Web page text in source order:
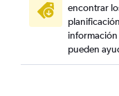
encontrar
información
pueden